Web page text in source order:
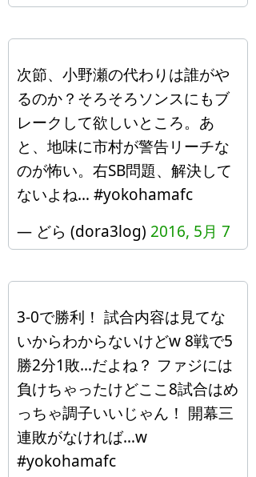
次節、小野瀬の代わりは誰がや
るのか？そろそろソンスにもブ
レークして欲しいところ。あ
と、地味に市村が警告リーチな
のが怖い。右SB問題、解決して
ないよね… #yokohamafc
— どら (dora3log) 2016, 5月 7
3-0で勝利！ 試合内容は見てな
いからわからないけどw 8戦で5
勝2分1敗…だよね？ ファジには
負けちゃったけどここ8試合はめ
っちゃ調子いいじゃん！ 開幕三
連敗がなければ…w
#yokohamafc